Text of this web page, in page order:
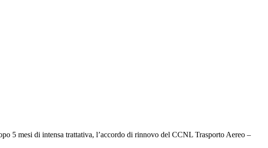
5 mesi di intensa trattativa, l’accordo di rinnovo del CCNL Trasporto Aereo –